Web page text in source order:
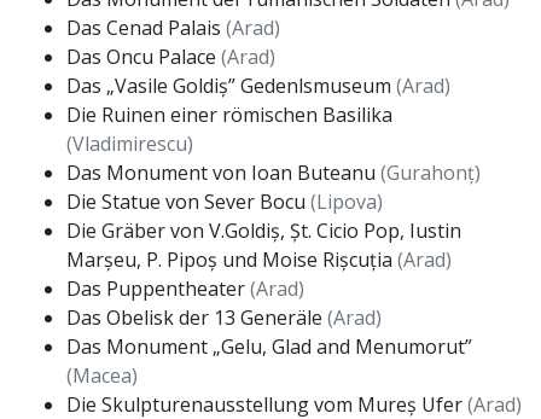
Das Cenad Palais (Arad)
Das Oncu Palace (Arad)
Das „Vasile Goldiș” Gedenlsmuseum (Arad)
Die Ruinen einer römischen Basilika
(Vladimirescu)
Das Monument von Ioan Buteanu (Gurahonț)
Die Statue von Sever Bocu (Lipova)
Die Gräber von V.Goldiș, Șt. Cicio Pop, Iustin
Marșeu, P. Pipoș und Moise Rișcuția (Arad)
Das Puppentheater(Arad)
Das Obelisk der 13 Generäle (Arad)
Das Monument „Gelu, Glad and Menumorut”
(Macea)
Die Skulpturenausstellung vom Mureș Ufer(Arad)